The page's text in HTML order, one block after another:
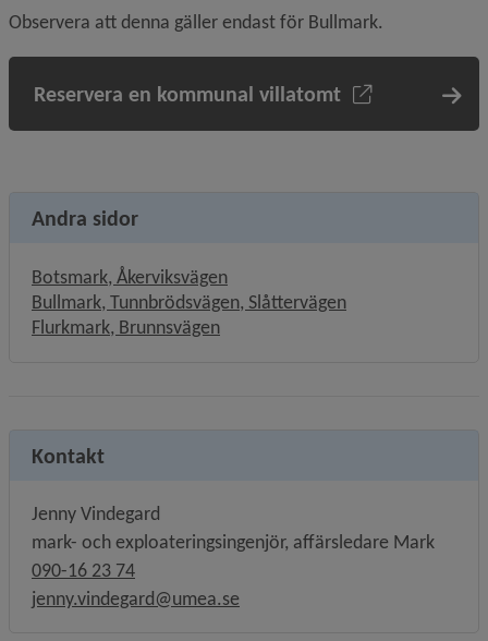
Observera att denna gäller endast för Bullmark.
Reservera en kommunal villatomt
Andra sidor
Botsmark, Åkerviksvägen
Bullmark, Tunnbrödsvägen, Slåttervägen
Flurkmark, Brunnsvägen
Kontakt
Jenny Vindegard
mark- och exploateringsingenjör, affärsledare Mark
090-16 23 74
jenny.vindegard@umea.se